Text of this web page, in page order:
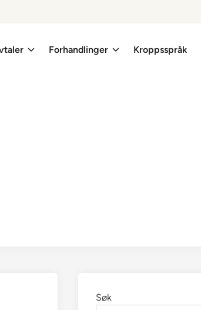
Forhandlinger Kroppsspråk
Søk